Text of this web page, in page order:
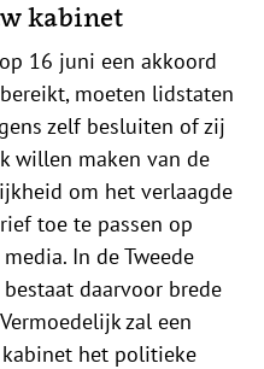
kabinet
16 juni een akkoord
moeten lidstaten
zelf besluiten of zij
willen maken van de
om het verlaagde
toe te passen op
In de Tweede
bestaat daarvoor brede
zal een
het politieke